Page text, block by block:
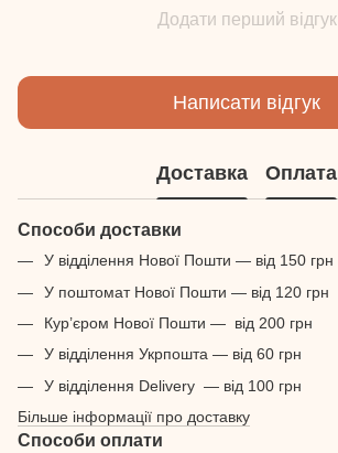
Додати перший відгук
Написати відгук
Доставка Оплата
Способи доставки
У відділення Нової Пошти — від 150 грн
У поштомат Нової Пошти — від 120 грн
Кур’єром Нової Пошти — від 200 грн
У відділення Укрпошта — від 60 грн
У відділення Delivery — від 100 грн
Більше інформації про доставку
Способи оплати